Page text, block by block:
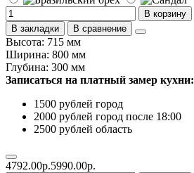
В корзину
В закладки
В сравнение
Высота: 715 мм
Ширина: 800 мм
Глубина: 300 мм
Записаться на платный замер кухни:
1500 рублей город
2000 рублей город после 18:00
2500 рублей область
4792.00р.5990.00р.